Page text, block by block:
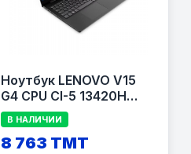
Ноутбук LENOVO V15
G4 CPU CI-5 13420H
BLACK
В НАЛИЧИИ
8 763 TMT